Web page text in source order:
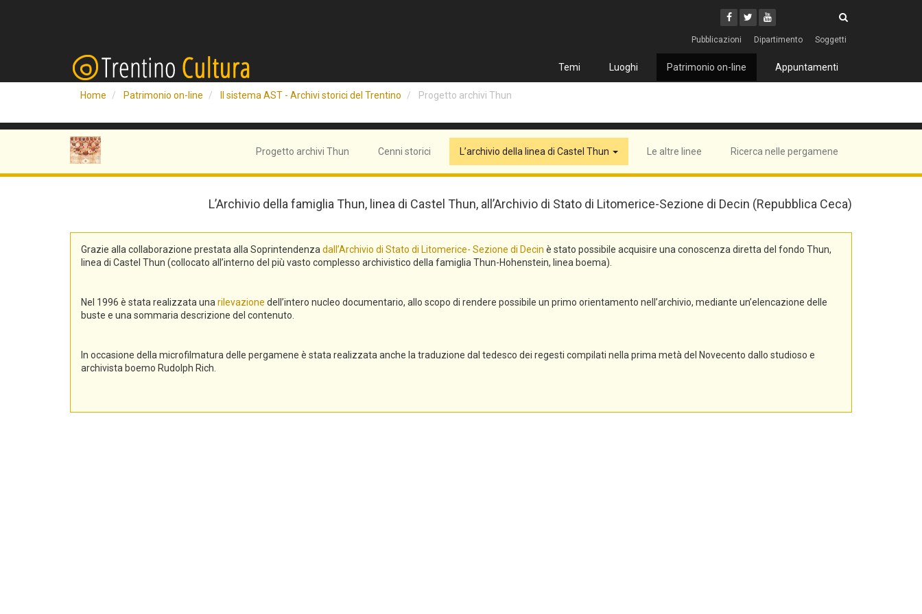
Facebook
Twitter
Youtube
Pubblicazioni Dipartimento Soggetti
Temi Luoghi Patrimonio on-line Appuntamenti
Home Patrimonio on-line Il sistema AST - Archivi storici del Trentino Progetto archivi Thun
Progetto archivi Thun Cenni storici L’archivio della linea di Castel Thun Le altre linee Ricerca nelle pergamene
L’Archivio della famiglia Thun, linea di Castel Thun, all’Archivio di Stato di Litomerice-Sezione di Decin (Repubblica Ceca)
Grazie alla collaborazione prestata alla Soprintendenza dall’Archivio di Stato di Litomerice- Sezione di Decin è stato possibile acquisire una conoscenza diretta del fondo Thun,
linea di Castel Thun (collocato all’interno del più vasto complesso archivistico della famiglia Thun-Hohenstein, linea boema).
Nel 1996 è stata realizzata una rilevazione dell’intero nucleo documentario, allo scopo di rendere possibile un primo orientamento nell’archivio, mediante un’elencazione delle
buste e una sommaria descrizione del contenuto.
In occasione della microfilmatura delle pergamene è stata realizzata anche la traduzione dal tedesco dei regesti compilati nella prima metà del Novecento dallo studioso e
archivista boemo Rudolph Rich.